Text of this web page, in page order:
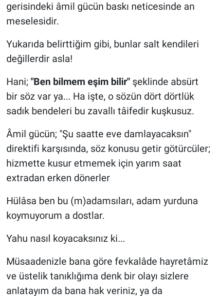
gerisindeki âmil gücün baskı neticesinde an
meselesidir.
Yukarıda belirttiğim gibi, bunlar salt kendileri
değillerdir asla!
Hani; "Ben bilmem eşim bilir"şeklinde absürt
bir söz var ya... Ha işte, o sözün dört dörtlük
sadık bendeleri bu zavallı tâifedir kuşkusuz.
Âmil gücün; "Şu saatte eve damlayacaksın"
direktifi karşısında, söz konusu getir götürcüler;
hizmette kusur etmemek için yarım saat
extradan erken dönerler
Hülâsa ben bu (m)adamsıları, adam yurduna
koymuyorum a dostlar.
Yahu nasıl koyacaksınız ki...
Müsaadenizle bana göre fevkalâde hayretâmiz
ve üstelik tanıklığıma denk bir olayı sizlere
anlatayım da bana hak veriniz, ya da